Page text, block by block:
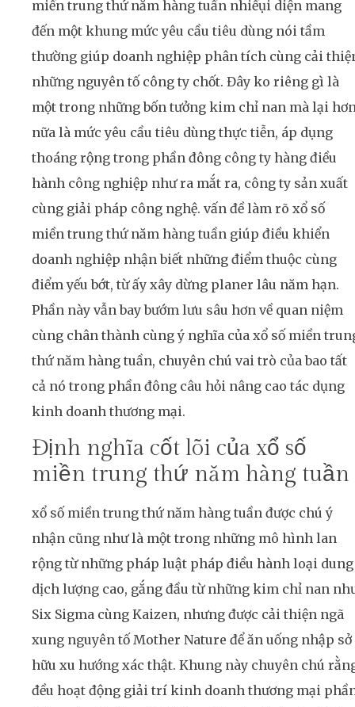
miền trung thứ năm hàng tuần nhiềụi diện mang
đến một khung mức yêu cầu tiêu dùng nói tầm
thường giúp doanh nghiệp phân tích cùng cải
những nguyên tố công ty chốt. Đây ko riêng gì là
một trong những bốn tưởng kim chỉ nan mà lại
nữa là mức yêu cầu tiêu dùng thực tiễn, áp dụng
thoáng rộng trong phần đông công ty hàng điều
hành công nghiệp như ra mắt ra, công ty sản xuất
cùng giải pháp công nghệ. vấn đề làm rõ xổ số
miền trung thứ năm hàng tuần giúp điều khiển
doanh nghiệp nhận biết những điểm thuộc cùng
điểm yếu bớt, từ ấy xây dừng planer lâu năm hạn.
Phần này vẫn bay bướm lưu sâu hơn về quan niệm
cùng chân thành cùng ý nghĩa của xổ số miền
thứ năm hàng tuần, chuyên chú vai trò của bao tất
cả nó trong phần đông câu hỏi nâng cao tác dụng
kinh doanh thương mại.
Định nghĩa cốt lõi của xổ số
miền trung thứ năm hàng tuần
xổ số miền trung thứ năm hàng tuần được chú ý
nhận cũng như là một trong những mô hình lan
rộng từ những pháp luật pháp điều hành loại dung
dịch lượng cao, gắng đầu từ những kim chỉ nan
Six Sigma cùng Kaizen, nhưng được cải thiện ngã
xung nguyên tố Mother Nature để ăn uống nhập sở
hữu xu hướng xác thật. Khung này chuyên chú
đều hoạt động giải trí kinh doanh thương mại